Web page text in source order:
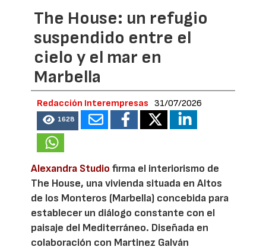
The House: un refugio
suspendido entre el
cielo y el mar en
Marbella
Redacción Interempresas 31/07/2026
1628
Alexandra Studio firma el interiorismo de
The House, una vivienda situada en Altos
de los Monteros (Marbella) concebida para
establecer un diálogo constante con el
paisaje del Mediterráneo. Diseñada en
colaboración con Martinez Galván